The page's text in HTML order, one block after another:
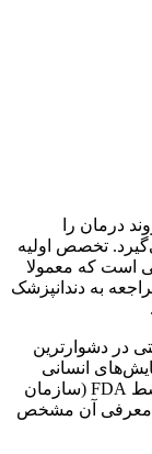
درمان را
تخصص اولیه
است که معمولا
به دندانپزشک
در دشوارترین
انسانی
موفق بوده است. با این حال، این ربات هنوز توسط FDA (سازمان
معرفی آن مشخص